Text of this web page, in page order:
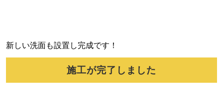
新しい洗面も設置し完成です！
施工が完了しました